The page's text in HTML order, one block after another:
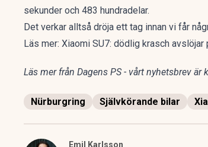
sekunder och 483 hundradelar.
Det verkar alltså dröja ett tag innan vi får
Läs mer: Xiaomi SU7: dödlig krasch
Läs mer från Dagens PS - vårt nyhetsbrev är
Nürburgring Självkörande bilar
Emil Karlsson